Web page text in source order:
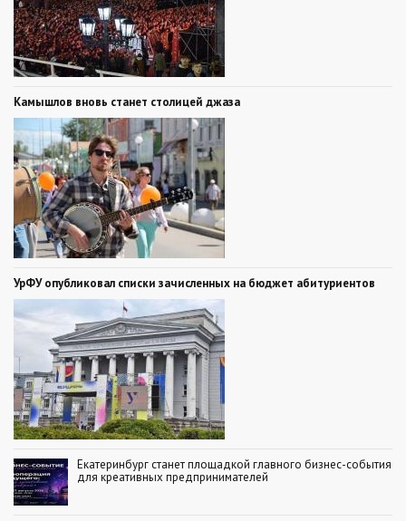
Камышлов вновь станет столицей джаза
УрФУ опубликовал списки зачисленных на бюджет абитуриентов
Екатеринбург станет площадкой главного бизнес-события
для креативных предпринимателей